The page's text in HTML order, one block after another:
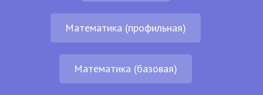
Математика (профильная)
Математика (базовая)